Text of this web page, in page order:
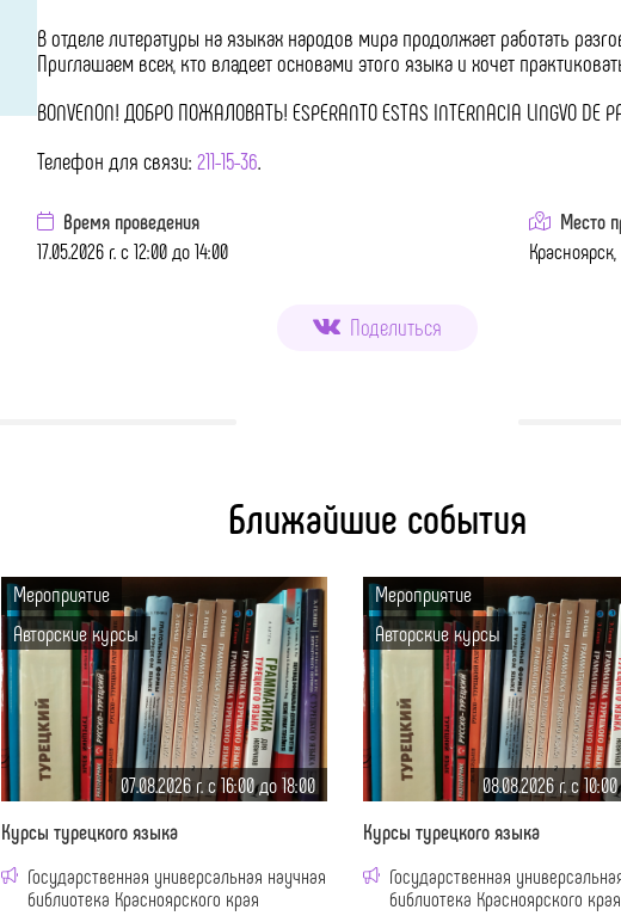
В отделе литературы на языках народов мира продолжает работать
Приглашаем всех, кто владеет основами этого языка и хочет
BONVENON! ДОБРО ПОЖАЛОВАТЬ! ESPERANTO ESTAS INTERNACIA LINGVO DE
Телефон для связи: 211-15-36
Время проведения
17.05.2026 г. с 12:00 до 14:00
Место
Поделиться
Ближайшие события
Мероприятие
Авторские курсы
07.08.2026 г. c 16:00 до 18:00
Курсы турецкого языка
Государственная универсальная научная
библиотека Красноярского края
Мероприятие
Авторские курсы
08.08.2026 г. c
Курсы турецкого языка
Государственная
библиотека Красноярского края